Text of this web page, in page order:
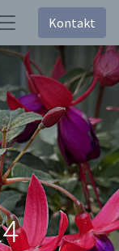
Kontakt